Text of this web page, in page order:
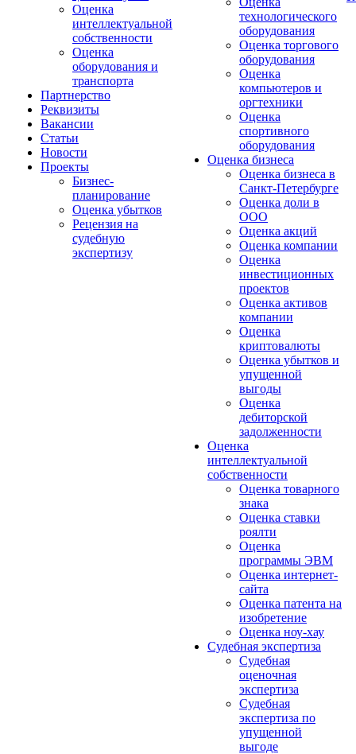
Оценка
интеллектуальной
собственности
Оценка
оборудования и
транспорта
Партнерство
Реквизиты
Вакансии
Статьи
Новости
Проекты
Бизнес-
планирование
Оценка убытков
Рецензия на
судебную
экспертизу
технологического
оборудования
Оценка торгового
оборудования
Оценка
компьютеров и
оргтехники
Оценка
спортивного
оборудования
Оценка бизнеса
Оценка бизнеса в
Санкт-Петербурге
Оценка доли в
ООО
Оценка акций
Оценка компании
Оценка
инвестиционных
проектов
Оценка активов
компании
Оценка
криптовалюты
Оценка убытков и
упущенной
выгоды
Оценка
дебиторской
задолженности
Оценка
интеллектуальной
собственности
Оценка товарного
знака
Оценка ставки
роялти
Оценка
программы ЭВМ
Оценка интернет-
сайта
Оценка патента на
изобретение
Оценка ноу-хау
Судебная экспертиза
Судебная
оценочная
экспертиза
Судебная
экспертиза по
упущенной
выгоде